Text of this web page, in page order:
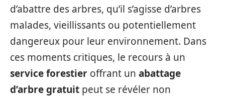
d’abattre des arbres, qu’il s’agisse d’arbres
malades, vieillissants ou potentiellement
dangereux pour leur environnement. Dans
ces moments critiques, le recours à un
service forestier offrant un abattage
d’arbre gratuit peut se révéler non